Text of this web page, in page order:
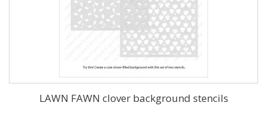
LAWN FAWN clover background stencils